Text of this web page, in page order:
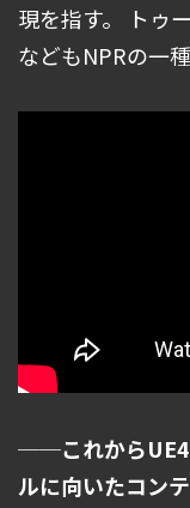
現を指す。 トゥ
などもNPRの一
──これからUE4
ルに向いたコン